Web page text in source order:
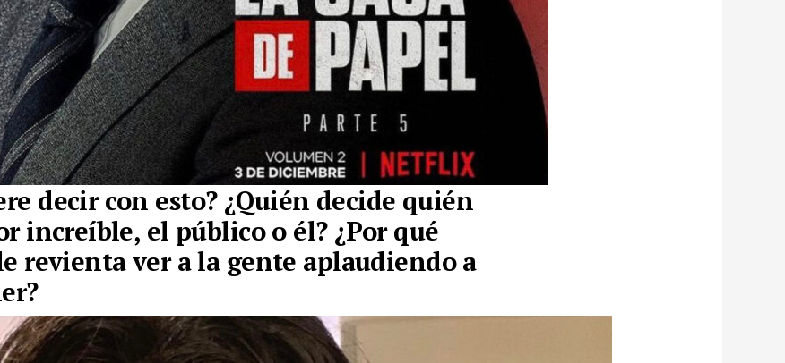
decir con esto? ¿Quién decide quién
increíble, el público o él? ¿Por qué
revienta ver a la gente aplaudiendo a